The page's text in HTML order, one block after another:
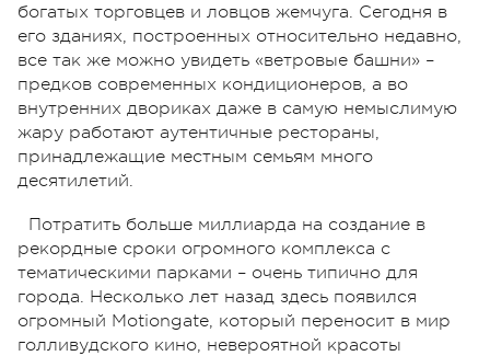
богатых торговцев и ловцов жемчуга. Сегодня в
его зданиях, построенных относительно недавно,
все так же можно увидеть «ветровые башни» –
предков современных кондиционеров, а во
внутренних двориках даже в самую немыслимую
жару работают аутентичные рестораны,
принадлежащие местным семьям много
десятилетий.
Потратить больше миллиарда на создание в
рекордные сроки огромного комплекса с
тематическими парками – очень типично для
города. Несколько лет назад здесь появился
огромный Motiongate, который переносит в мир
голливудского кино, невероятной красоты